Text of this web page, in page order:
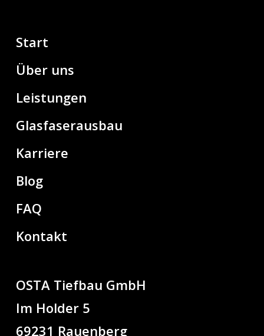
Start
Über uns
Leistungen
Glasfaserausbau
Karriere
Blog
FAQ
Kontakt
OSTA Tiefbau GmbH
Im Holder 5
69231 Rauenberg